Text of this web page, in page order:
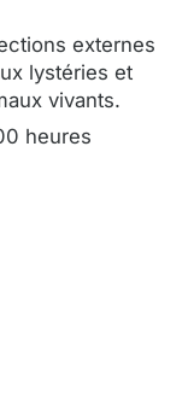
externes
lystéries et
vivants.
heures